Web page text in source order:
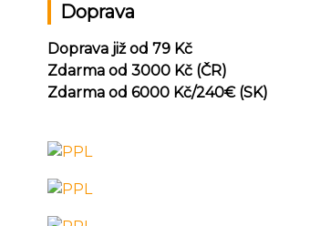
Doprava
Doprava již od 79 Kč
Zdarma od 3000 Kč (ČR)
Zdarma od 6000 Kč/240€ (SK)